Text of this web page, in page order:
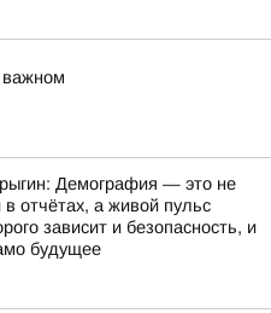
Демография — это не
в отчётах, а живой пульс
зависит и безопасность, и
будущее